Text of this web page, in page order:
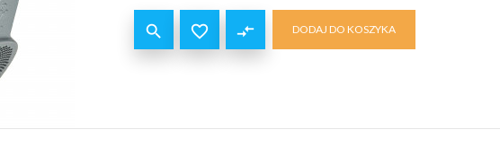
  compare_arrows DODAJ DO KOSZYKA